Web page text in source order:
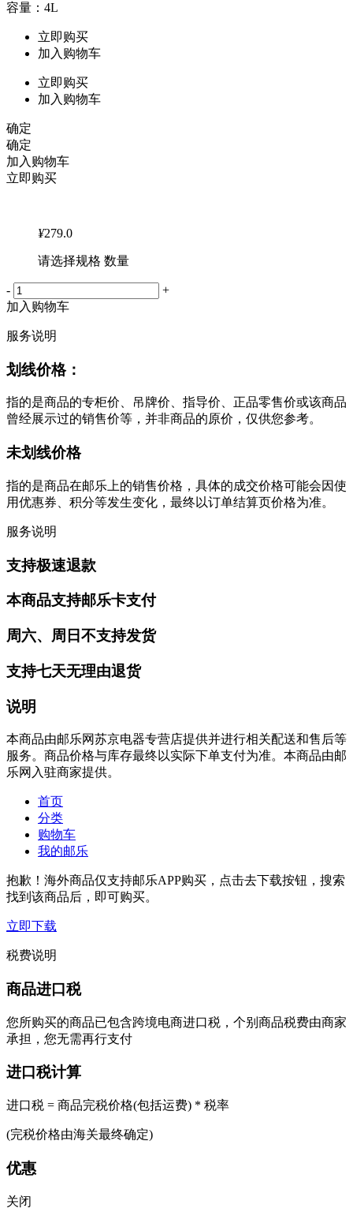
容量：4L
立即购买
加入购物车
立即购买
加入购物车
确定
确定
加入购物车
立即购买
¥279.0
请选择规格 数量
-
+
加入购物车
服务说明
划线价格：
指的是商品的专柜价、吊牌价、指导价、正品零售价或该商品
曾经展示过的销售价等，并非商品的原价，仅供您参考。
未划线价格
指的是商品在邮乐上的销售价格，具体的成交价格可能会因使
用优惠券、积分等发生变化，最终以订单结算页价格为准。
服务说明
支持极速退款
本商品支持邮乐卡支付
周六、周日不支持发货
支持七天无理由退货
说明
本商品由邮乐网苏京电器专营店提供并进行相关配送和售后等
服务。商品价格与库存最终以实际下单支付为准。本商品由邮
乐网入驻商家提供。
首页
分类
购物车
我的邮乐
抱歉！海外商品仅支持邮乐APP购买，点击去下载按钮，搜索
找到该商品后，即可购买。
立即下载
税费说明
商品进口税
您所购买的商品已包含跨境电商进口税，个别商品税费由商家
承担，您无需再行支付
进口税计算
进口税 = 商品完税价格(包括运费) * 税率
(完税价格由海关最终确定)
优惠
关闭